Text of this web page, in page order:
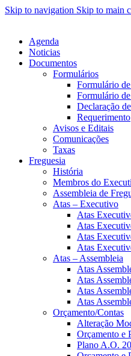
Skip to navigation Skip to main
Agenda
Noticias
Documentos
Formulários
Formulário
Formulário
Declaração
Requerimento
Avisos e Editais
Comunicações
Taxas
Freguesia
História
Membros do
Assembleia de
Atas – Executivo
Atas
Atas
Atas
Atas
Atas – Assembleia
Atas
Atas
Atas
Atas
Orçamento/Contas
Alteração
Orçamento e
Plano A.O.